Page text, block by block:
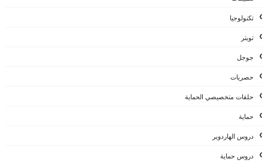
تكنولوجيا
تويتر
جوجل
حصريات
حلقات متخصيصي الحماية
حماية
دروس الهاردوير
دروس حماية